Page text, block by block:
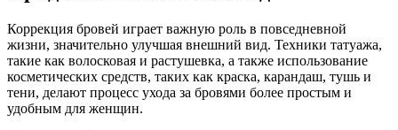
Коррекция бровей играет важную роль в повседневной
жизни, значительно улучшая внешний вид. Техники татуажа,
такие как волосковая и растушевка, а также использование
косметических средств, таких как краска, карандаш, тушь и
тени, делают процесс ухода за бровями более простым и
удобным для женщин.